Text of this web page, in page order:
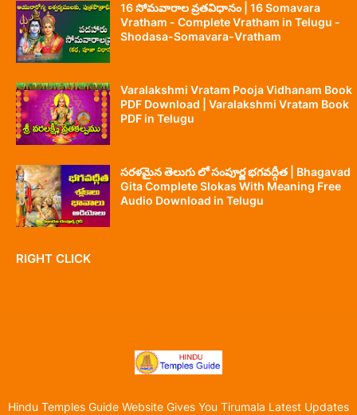
16 సోమవారాల వ్రతవిధానం | 16 Somavara
Vratham - Complete Vratham in Telugu -
Shodasa-Somavara-Vratham
Varalakshmi Vratam Pooja Vidhanam Book
PDF Download | Varalakshmi Vratam Book
PDF in Telugu
సరళమైన తెలుగు లో సంపూర్ణ భగవద్గీత | Bhagavad
Gita Complete Slokas With Meaning Free
Audio Download in Telugu
RIGHT CLICK
Hindu Temples Guide Website Gives You Tirumala Latest Updates